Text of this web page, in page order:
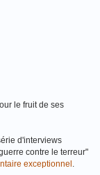
le fruit de ses
d'interviews
contre le terreur"
exceptionnel .